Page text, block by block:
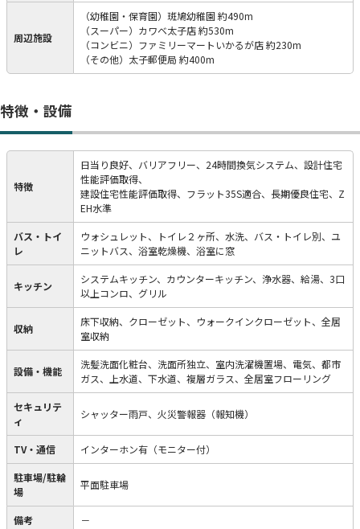
周辺施設
（幼稚園・保育園）斑鳩幼稚園 約490m
（スーパー）カワベ太子店 約530m
（コンビニ）ファミリーマートいかるが店 約230m
（その他）太子郵便局 約400m
特徴・設備
特徴
日当り良好、バリアフリー、24時間換気システム、設計住宅
性能評価取得、
建設住宅性能評価取得、フラット35S適合、長期優良住宅、Z
EH水準
バス・トイ
レ
ウォシュレット、トイレ２ヶ所、水洗、バス・トイレ別、ユ
ニットバス、浴室乾燥機、浴室に窓
キッチン
システムキッチン、カウンターキッチン、浄水器、給湯、3口
以上コンロ、グリル
収納
床下収納、クローゼット、ウォークインクローゼット、全居
室収納
設備・機能
洗髪洗面化粧台、洗面所独立、室内洗濯機置場、電気、都市
ガス、上水道、下水道、複層ガラス、全居室フローリング
セキュリテ
ィ
シャッター雨戸、火災警報器（報知機）
TV・通信 インターホン有（モニター付）
駐車場/駐輪
場
平面駐車場
備考 －